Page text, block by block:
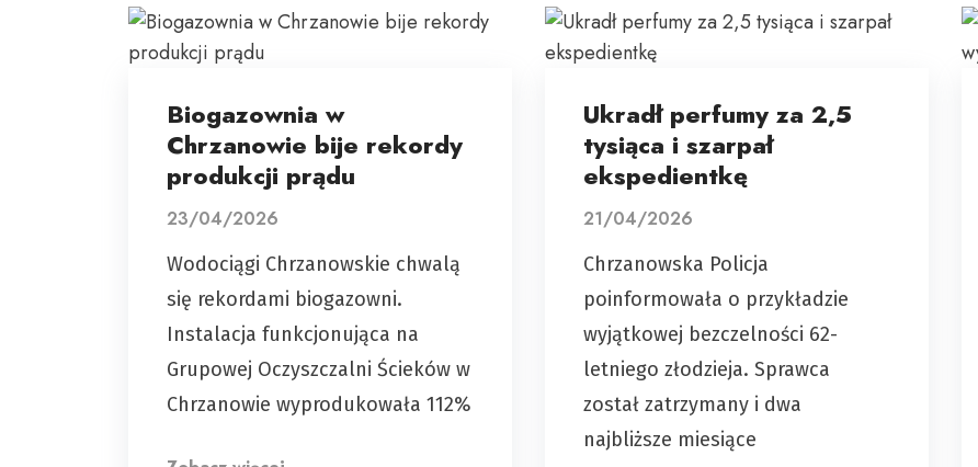
Biogazownia w
Chrzanowie bije rekordy
produkcji prądu
23/04/2026
Wodociągi Chrzanowskie chwalą
się rekordami biogazowni.
Instalacja funkcjonująca na
Grupowej Oczyszczalni Ścieków w
Chrzanowie wyprodukowała 112%
Ukradł perfumy za 2,5
tysiąca i szarpał
ekspedientkę
21/04/2026
Chrzanowska Policja
poinformowała o przykładzie
wyjątkowej bezczelności 62-
letniego złodzieja. Sprawca
został zatrzymany i dwa
najbliższe miesiące